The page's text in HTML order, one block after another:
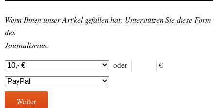
Wenn Ihnen unser Artikel gefallen hat: Unterstützen Sie diese Form
des
Journalismus.
oder €
Weiter